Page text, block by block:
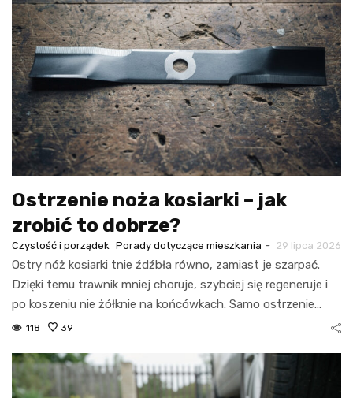
Ostrzenie noża kosiarki – jak
zrobić to dobrze?
Czystość i porządek Porady dotyczące mieszkania - 29 lipca 2026
Ostry nóż kosiarki tnie źdźbła równo, zamiast je szarpać.
Dzięki temu trawnik mniej choruje, szybciej się regeneruje i
po koszeniu nie żółknie na końcówkach. Samo ostrzenie…
118 39